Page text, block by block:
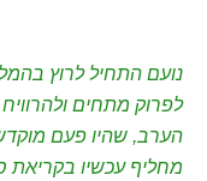
נועם התחיל לרוץ
הערב, שהיו פעם
מחליף עכשיו